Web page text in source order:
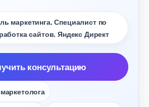
маркетинга. Специалист по
сайтов. Яндекс Директ
консультацию